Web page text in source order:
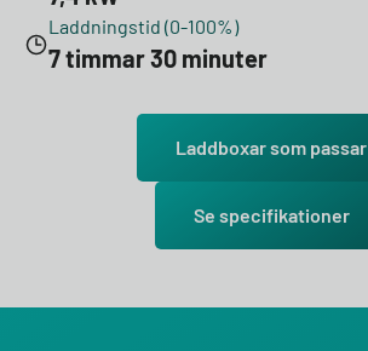
Laddningstid (0-100%)
7 timmar 30 minuter
Laddboxar som passar
Se specifikationer